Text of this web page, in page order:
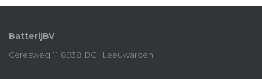
BatterijBV
Ceresweg 11 8938 BG Leeuwarden